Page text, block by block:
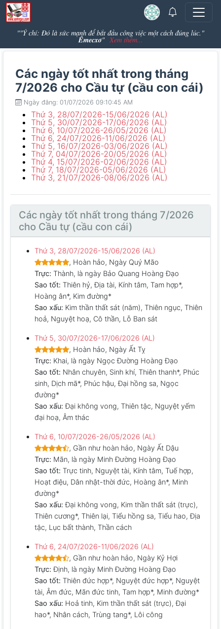
""Ý chí: Đó là sức mạnh để bắt đầu công việc một cách đúng lúc."
Êmecxơ" Xem thêm...
Các ngày tốt nhất trong tháng
7/2026 cho Cầu tự (cầu con cái)
Ngày đăng: 01/07/2026 09:10:45 AM
Thứ 3, 28/07/2026-15/06/2026 (AL)
Thứ 5, 30/07/2026-17/06/2026 (AL)
Thứ 6, 10/07/2026-26/05/2026 (AL)
Thứ 6, 24/07/2026-11/06/2026 (AL)
Thứ 5, 16/07/2026-03/06/2026 (AL)
Thứ 7, 04/07/2026-20/05/2026 (AL)
Thứ 4, 15/07/2026-02/06/2026 (AL)
Thứ 7, 18/07/2026-05/06/2026 (AL)
Thứ 3, 21/07/2026-08/06/2026 (AL)
Các ngày tốt nhất trong tháng 7/2026
cho Cầu tự (cầu con cái)
Thứ 3, 28/07/2026-15/06/2026 (AL)
, Hoàn hảo, Ngày Quý Mão
Trực: Thành, là ngày Bảo Quang Hoàng Đạo
Sao tốt: Thiên hỷ, Địa tài, Kính tâm, Tam hợp*,
Hoàng ân*, Kim đường*
Sao xấu: Kim thần thất sát (năm), Thiên ngục, Thiên
hoả, Nguyệt hoạ, Cô thần, Lỗ Ban sát
Thứ 5, 30/07/2026-17/06/2026 (AL)
, Hoàn hảo, Ngày Ất Tỵ
Trực: Khai, là ngày Ngọc Đường Hoàng Đạo
Sao tốt: Nhân chuyên, Sinh khí, Thiên thanh*, Phúc
sinh, Dịch mã*, Phúc hậu, Đại hồng sa, Ngọc
đường*
Sao xấu: Đại không vong, Thiên tặc, Nguyệt yếm
đại hoạ, Âm thác
Thứ 6, 10/07/2026-26/05/2026 (AL)
, Gần như hoàn hảo, Ngày Ất Dậu
Trực: Mãn, là ngày Minh Đường Hoàng Đạo
Sao tốt: Trực tinh, Nguyệt tài, Kính tâm, Tuế hợp,
Hoạt điệu, Dân nhật-thời đức, Hoàng ân*, Minh
đường*
Sao xấu: Đại không vong, Kim thần thất sát (trực),
Thiên cương*, Thiên lại, Tiểu hồng sa, Tiểu hao, Địa
tặc, Lục bất thành, Thần cách
Thứ 6, 24/07/2026-11/06/2026 (AL)
, Gần như hoàn hảo, Ngày Kỷ Hợi
Trực: Định, là ngày Minh Đường Hoàng Đạo
Sao tốt: Thiên đức hợp*, Nguyệt đức hợp*, Nguyệt
tài, Âm đức, Mãn đức tinh, Tam hợp*, Minh đường*
Sao xấu: Hoả tinh, Kim thần thất sát (trực), Đại
hao*, Nhân cách, Trùng tang*, Lôi công